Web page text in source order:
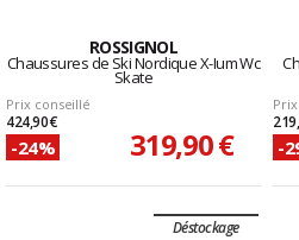
ROSSIGNOL
Chaussures de Ski Nordique X-Ium Wc
Skate
Prix conseillé
424,90 €
-24% 319,90 € -
Déstockage